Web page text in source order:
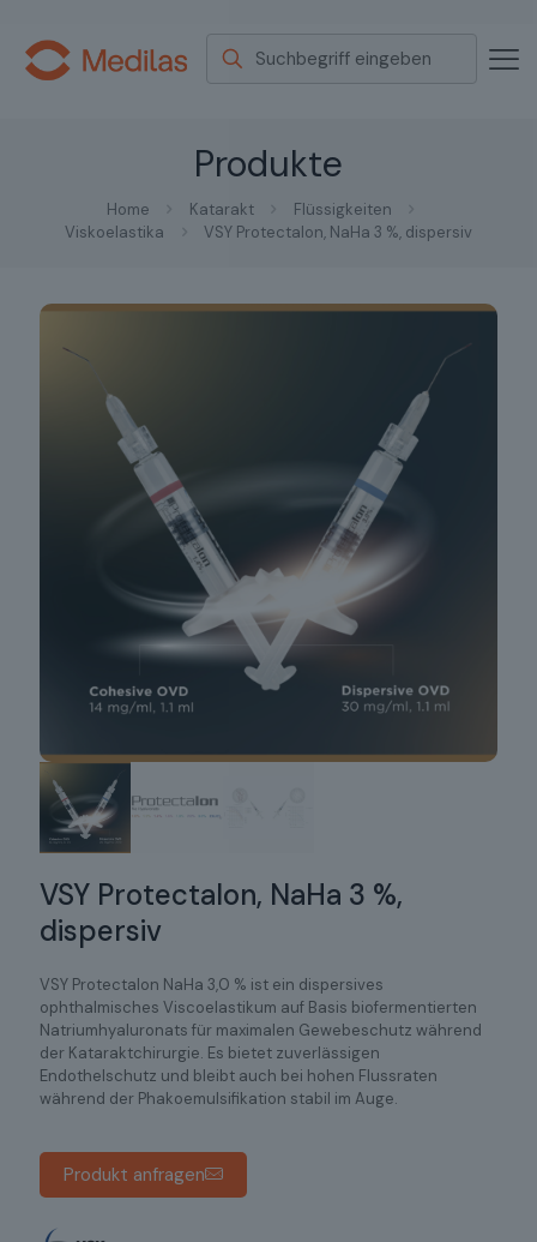
Produkte
Home Katarakt
Flüssigkeiten
Viskoelastika
VSY Protectalon, NaHa 3 %, dispersiv
VSY Protectalon, NaHa 3 %,
dispersiv
VSY Protectalon NaHa 3,0 % ist ein dispersives
ophthalmisches Viscoelastikum auf Basis biofermentierten
Natriumhyaluronats für maximalen Gewebeschutz während
der Kataraktchirurgie. Es bietet zuverlässigen
Endothelschutz und bleibt auch bei hohen Flussraten
während der Phakoemulsifikation stabil im Auge.
Produkt anfragen